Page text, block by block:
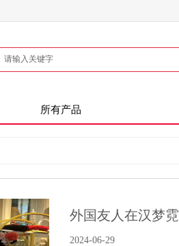
所有产品
外国友人在汉梦
2024-06-29